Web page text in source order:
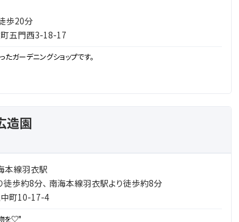
歩20分
五門西3-18-17
ガーデニングショップです。
造園
本線羽衣駅
徒歩約8分、 南海本線羽衣駅より徒歩約8分
町10-17-4
を♡"